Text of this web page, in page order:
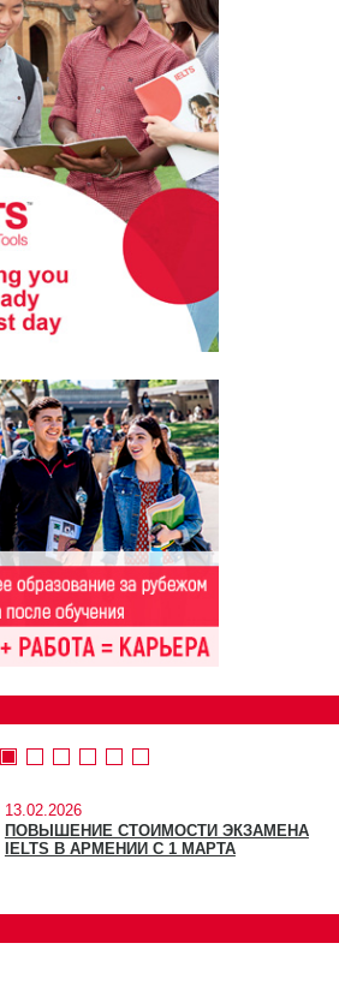
13.02.2026
ПОВЫШЕНИЕ СТОИМОСТИ ЭКЗАМЕНА
IELTS В АРМЕНИИ С 1 МАРТА